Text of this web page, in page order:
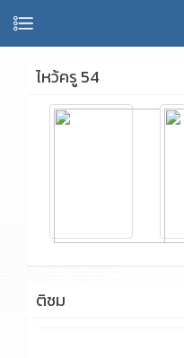
ไหว้ครู 54
ติชม